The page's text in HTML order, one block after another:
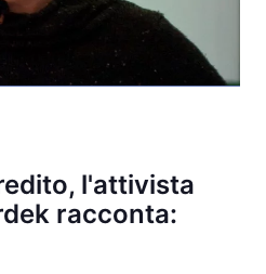
l'attivista
racconta: